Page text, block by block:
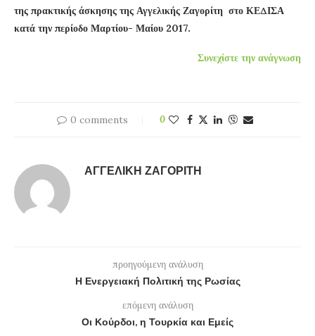
της πρακτικής άσκησης της Αγγελικής Ζαγορίτη στο ΚΕΔΙΣΑ
κατά την περίοδο Μαρτίου- Μαίου 2017.
Συνεχίστε την ανάγνωση
0 comments 0
ΑΓΓΕΛΙΚΉ ΖΑΓΟΡΊΤΗ
προηγούμενη ανάλυση
Η Ενεργειακή Πολιτική της Ρωσίας
επόμενη ανάλυση
Οι Κούρδοι, η Τουρκία και Εμείς